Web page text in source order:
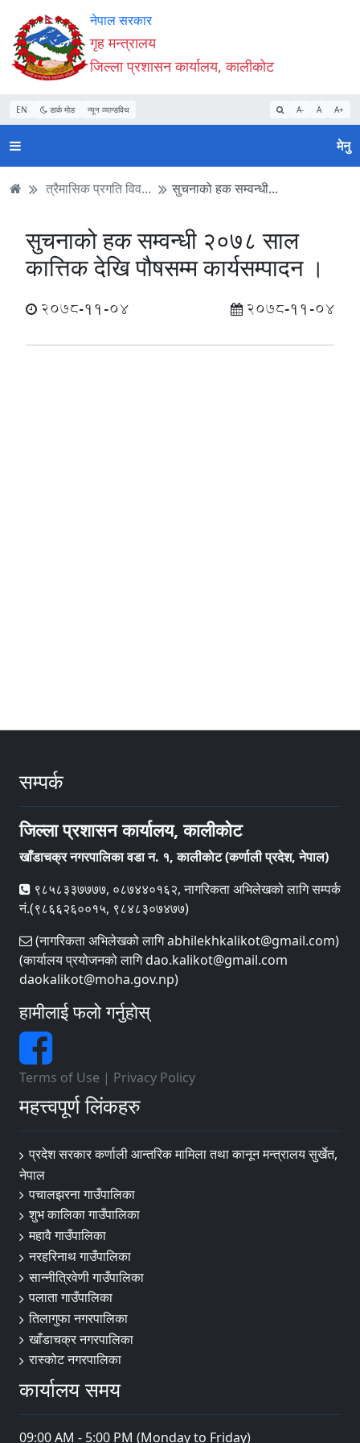
Accessibility
Mode
सुरु
गर्नुहोस्
सामाग्री
पढ्नुहाेस्
नेभिगेसन
पढ्नुहाेस्
वेबसाइट
खोजमा
जानुहोस्
नेपाल सरकार
गृह मन्त्रालय
जिल्ला प्रशासन कार्यालय, कालीकोट
EN डार्क मोड न्यून व्यान्डविथ A- A A+
मेनु
त्रैमासिक प्रगति विव... सुचनाको हक सम्वन्धी...
सुचनाको हक सम्वन्धी २०७८ साल
कात्तिक देखि पौषसम्म कार्यसम्पादन ।
2078-11-04 2078-11-04
सम्पर्क
जिल्ला प्रशासन कार्यालय, कालीकोट
खाँडाचक्र नगरपालिका वडा न‌‍. १, कालीकाेट (कर्णाली प्रदेश, नेपाल)
९८५८३३७७७७, ०८७४४०१६२, नागरिकता अभिलेखको लागि सम्पर्क
नं.(९८६६२६००१५, ९८४८३०७४७७)
(नागरिकता अभिलेखको लागि abhilekhkalikot@gmail.com)
(कार्यालय प्रयोजनको लागि dao.kalikot@gmail.com
daokalikot@moha.gov.np)
हामीलाई फलो गर्नुहोस्
Terms of Use | Privacy Policy
महत्त्वपूर्ण लिंकहरु
प्रदेश सरकार कर्णाली आन्तरिक मामिला तथा कानून मन्त्रालय सुर्खेत,
नेपाल
पचालझरना गाउँपालिका
शुभ कालिका गाउँपालिका
महावै गाउँपालिका
नरहरिनाथ गाउँपालिका
सान्नीत्रिवेणी गाउँपालिका
पलाता गाउँपालिका
तिलागुफा नगरपालिका
खाँडाचक्र नगरपालिका
रास्कोट नगरपालिका
कार्यालय समय
09:00 AM - 5:00 PM (Monday to Friday)